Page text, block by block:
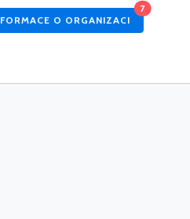
O ORGANIZACI
7